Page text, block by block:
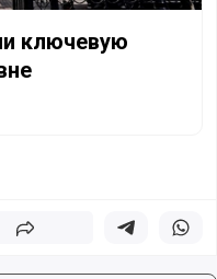
ключевую
Поделиться Поделиться в